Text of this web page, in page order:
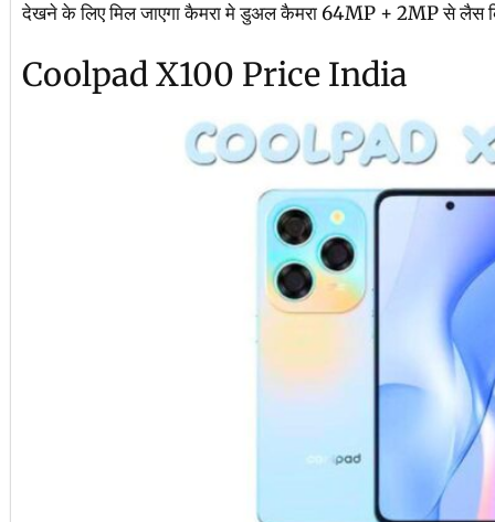
देखने के लिए मिल जाएगा कैमरा मे डुअल कैमरा 64MP + 2MP से लैस
Coolpad X100 Price India